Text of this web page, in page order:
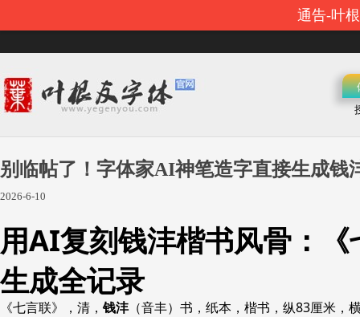
通告-叶
别临帖了！字体家AI神笔造字直接生成钱
2026-6-10
用AI复刻钱沣楷书风骨：《
生成全记录
《七言联》，清， 钱沣（音丰）书，纸本，楷书，纵83厘米，